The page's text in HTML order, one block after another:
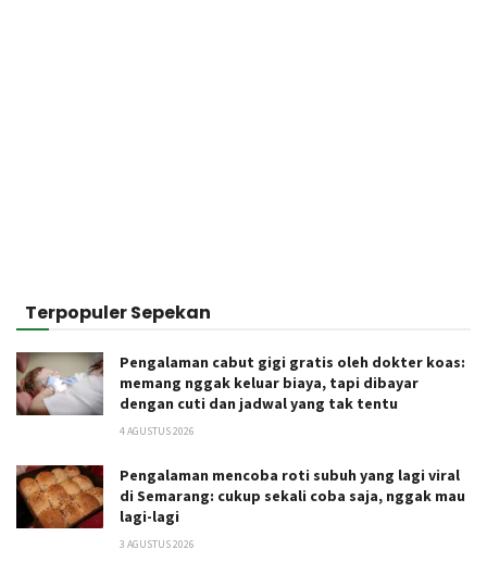
Terpopuler Sepekan
Pengalaman cabut gigi gratis oleh dokter koas:
memang nggak keluar biaya, tapi dibayar
dengan cuti dan jadwal yang tak tentu
4 AGUSTUS 2026
Pengalaman mencoba roti subuh yang lagi viral
di Semarang: cukup sekali coba saja, nggak mau
lagi-lagi
3 AGUSTUS 2026